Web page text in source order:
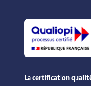
La certification